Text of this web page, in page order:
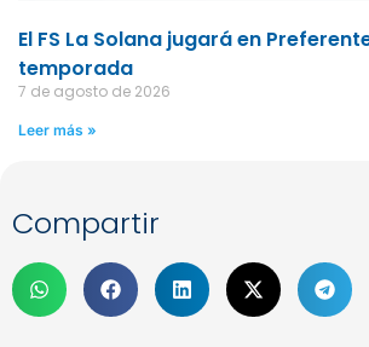
El FS La Solana jugará en
temporada
7 de agosto de 2026
Leer más »
Compartir